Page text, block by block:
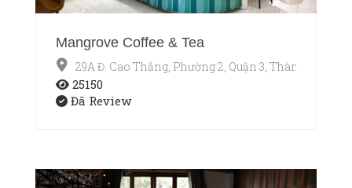
Mangrove Coffee & Tea
29A Đ. Cao Thắng, Phường 2, Quận 3, Thành phố
25150
Đã Review